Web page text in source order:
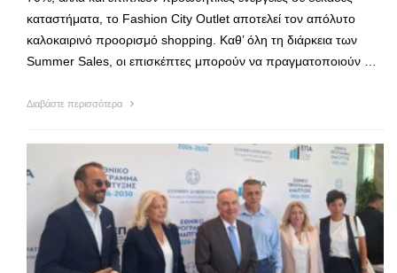
καταστήματα, το Fashion City Outlet αποτελεί τον απόλυτο
καλοκαιρινό προορισμό shopping. Καθ’ όλη τη διάρκεια των
Summer Sales, οι επισκέπτες μπορούν να πραγματοποιούν …
Διαβάστε περισσότερα